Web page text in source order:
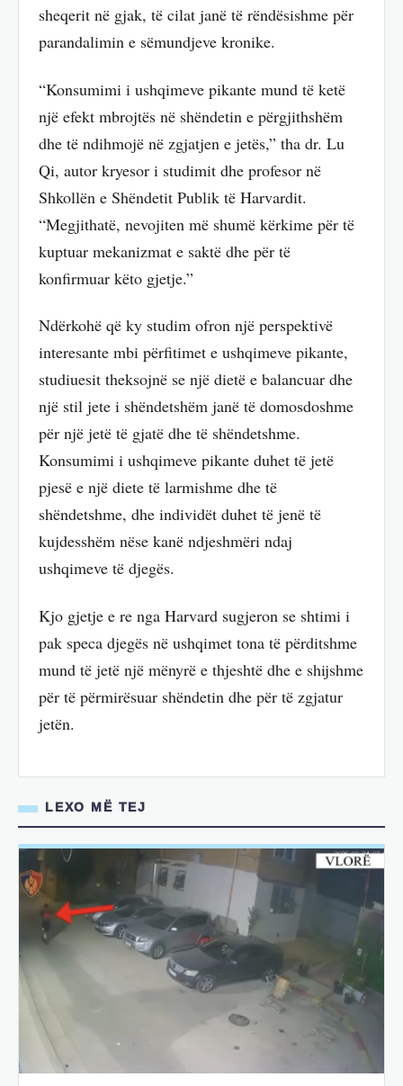
sheqerit në gjak, të cilat janë të rëndësishme për
parandalimin e sëmundjeve kronike.
“Konsumimi i ushqimeve pikante mund të ketë
një efekt mbrojtës në shëndetin e përgjithshëm
dhe të ndihmojë në zgjatjen e jetës,” tha dr. Lu
Qi, autor kryesor i studimit dhe profesor në
Shkollën e Shëndetit Publik të Harvardit.
“Megjithatë, nevojiten më shumë kërkime për të
kuptuar mekanizmat e saktë dhe për të
konfirmuar këto gjetje.”
Ndërkohë që ky studim ofron një perspektivë
interesante mbi përfitimet e ushqimeve pikante,
studiuesit theksojnë se një dietë e balancuar dhe
një stil jete i shëndetshëm janë të domosdoshme
për një jetë të gjatë dhe të shëndetshme.
Konsumimi i ushqimeve pikante duhet të jetë
pjesë e një diete të larmishme dhe të
shëndetshme, dhe individët duhet të jenë të
kujdesshëm nëse kanë ndjeshmëri ndaj
ushqimeve të djegës.
Kjo gjetje e re nga Harvard sugjeron se shtimi i
pak speca djegës në ushqimet tona të përditshme
mund të jetë një mënyrë e thjeshtë dhe e shijshme
për të përmirësuar shëndetin dhe për të zgjatur
jetën.
LEXO MË TEJ